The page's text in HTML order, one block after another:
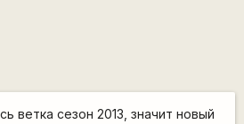
ветка сезон 2013, значит новый